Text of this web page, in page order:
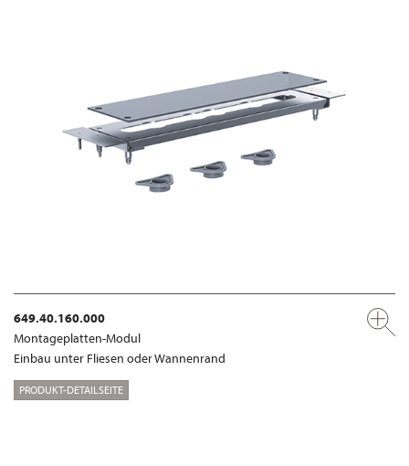
649.40.160.000
Montageplatten-Modul
Einbau unter Fliesen oder Wannenrand
PRODUKT-DETAILSEITE